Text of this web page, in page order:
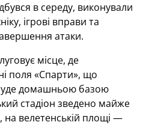
в середу, виконували
ігрові вправи та
атаки.
місце, де
поля «Спарти», що
домашньою базою
стадіон зведено майже
на велетенській площі —